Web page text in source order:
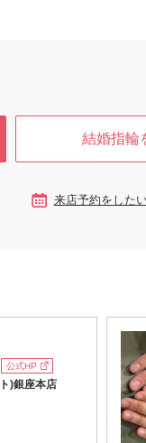
結婚指輪
来店予約をした
公式HP
)銀座本店